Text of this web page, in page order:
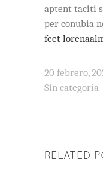
aptent taciti
per conubia
feet
20 febrero,
Sin categoría
RELATED